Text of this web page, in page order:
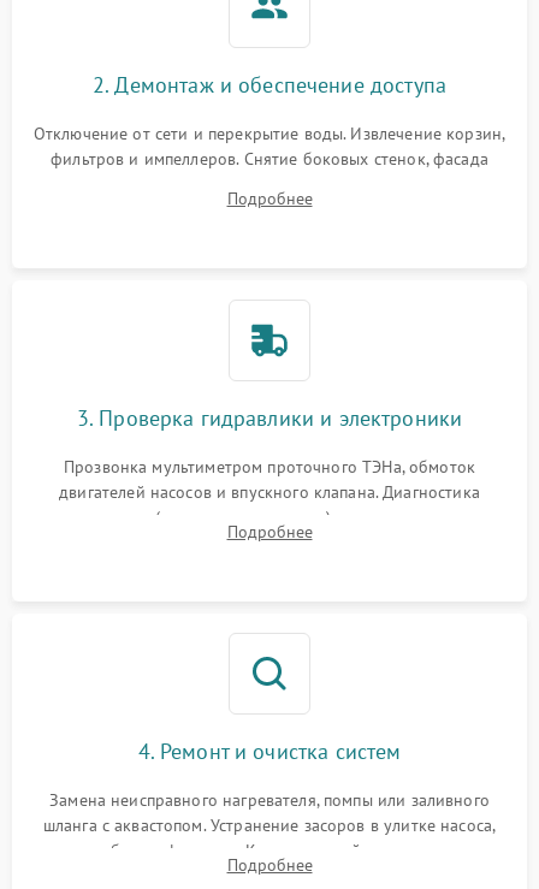
2. Демонтаж и обеспечение доступа
Отключение от сети и перекрытие воды. Извлечение корзин,
фильтров и импеллеров. Снятие боковых стенок, фасада
циркуляционному насосу, ТЭНу и сливной помпе.
Подробнее
3. Проверка гидравлики и электроники
Прозвонка мультиметром проточного ТЭНа, обмоток
двигателей насосов и впускного клапана. Диагностика
прессостата (датчика уровня воды), датчика мутности,
концевика дверцы и электронного модуля управления.
Подробнее
4. Ремонт и очистка систем
Замена неисправного нагревателя, помпы или заливного
шланга с аквастопом. Устранение засоров в улитке насоса,
патрубках и фильтрах. Компонентный ремонт платы
управления, восстановление поврежденной проводки.
Подробнее